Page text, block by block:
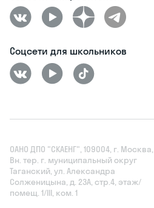
Соцсети для школьников
ОАНО ДПО "СКАЕНГ", 109004, г. Москва,
Вн. тер. г. муниципальный округ
Таганский, ул. Александра
Солженицына, д. 23А, стр.4, этаж/
помещ. 1/III, ком. 1